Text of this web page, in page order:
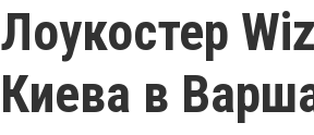
Лоукостер
Киева в